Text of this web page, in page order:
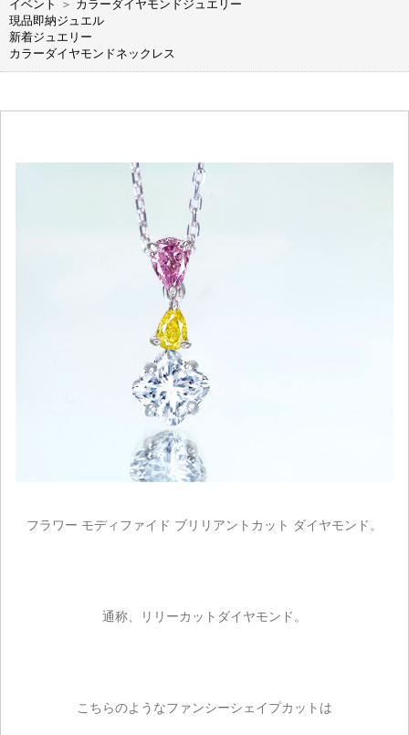
イベント
＞ カラーダイヤモンドジュエリー
現品即納ジュエル
新着ジュエリー
カラーダイヤモンドネックレス
フラワー モディファイド ブリリアントカット ダイヤモンド。
通称、リリーカットダイヤモンド。
こちらのようなファンシーシェイプカットは